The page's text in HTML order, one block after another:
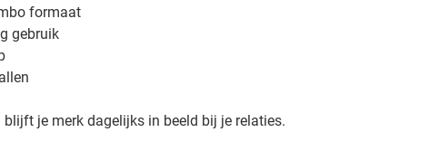
formaat
gebruik
je merk dagelijks in beeld bij je relaties.